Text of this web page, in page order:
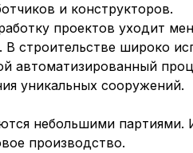
и конструкторов.
проектов уходит
В строительстве широко
автоматизированный
уникальных сооружений.
небольшими партиями.
производство.